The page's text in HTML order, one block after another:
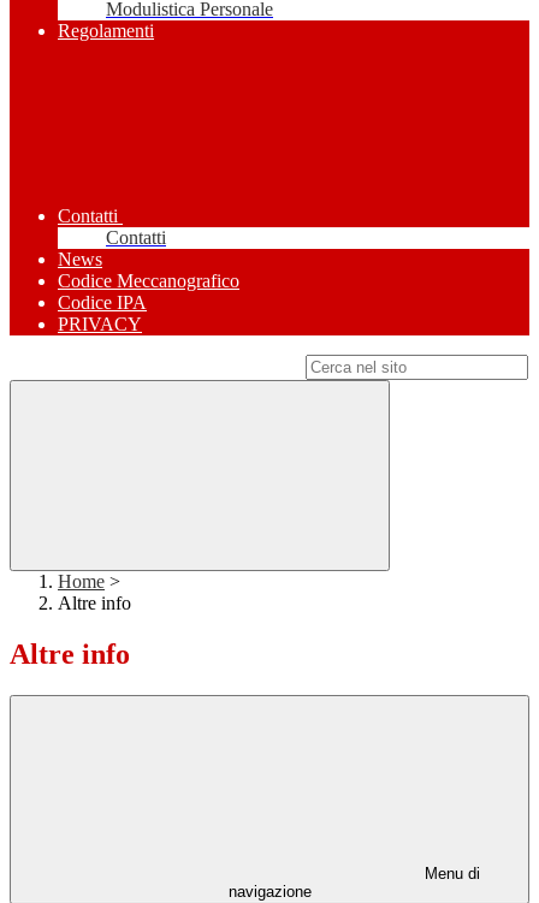
Modulistica Personale
Regolamenti
Contatti
Contatti
News
Codice Meccanografico
Codice IPA
PRIVACY
Home >
Altre info
Altre info
Menu di
navigazione